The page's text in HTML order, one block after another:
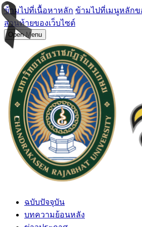
ข้ามไปที่เนื้อหาหลัก ข้ามไปที่เมนูหลักข
ส่วนท้ายของเว็บไซต์
Open Menu
ฉบับปัจจุบัน
บทความย้อนหลัง